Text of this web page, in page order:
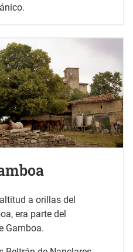
a orillas del
era parte del
Gamboa.